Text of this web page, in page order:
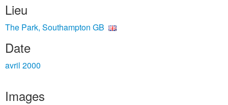
Lieu
The Park, Southampton GB
Date
avril 2000
Images